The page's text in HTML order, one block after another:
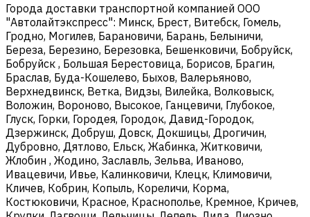
Города доставки транспортной компанией ООО
"Автолайтэкспресс": Минск, Брест, Витебск, Гомель,
Гродно, Могилев, Барановичи, Барань, Белыничи,
Береза, Березино, Березовка, Бешенковичи, Бобруйск,
Бобруйск , Большая Берестовица, Борисов, Брагин,
Браслав, Буда-Кошелево, Быхов, Валерьяново,
Верхнедвинск, Ветка, Видзы, Вилейка, Волковыск,
Воложин, Вороново, Высокое, Ганцевичи, Глубокое,
Глуск, Горки, Городея, Городок, Давид-Городок,
Дзержинск, Добруш, Довск, Докшицы, Дрогичин,
Дубровно, Дятлово, Ельск, Жабинка, Житковичи,
Жлобин , Жодино, Заславль, Зельва, Иваново,
Ивацевичи, Ивье, Калинковичи, Клецк, Климовичи,
Кличев, Кобрин, Копыль, Кореличи, Корма,
Костюковичи, Красное, Краснополье, Кремное, Кричев,